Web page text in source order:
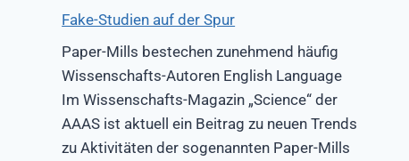
Fake-Studien auf der Spur
Paper-Mills bestechen zunehmend häufig
Wissenschafts-Autoren English Language
Im Wissenschafts-Magazin „Science“ der
AAAS ist aktuell ein Beitrag zu neuen Trends
zu Aktivitäten der sogenannten Paper-Mills